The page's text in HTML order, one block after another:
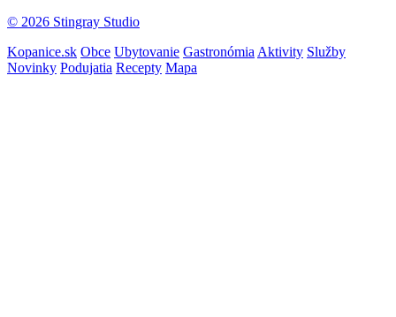
© 2026 Stingray Studio
Kopanice.sk Obce Ubytovanie Gastronómia Aktivity Služby
Novinky Podujatia Recepty Mapa